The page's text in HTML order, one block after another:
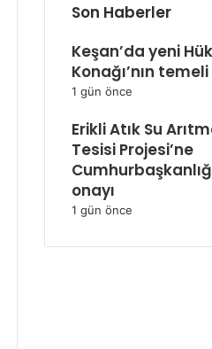
Son Haberler
Keşan’da yeni
Konağı’nın temeli
1 gün önce
Erikli Atık Su
Tesisi Projesi’ne
onayı
1 gün önce